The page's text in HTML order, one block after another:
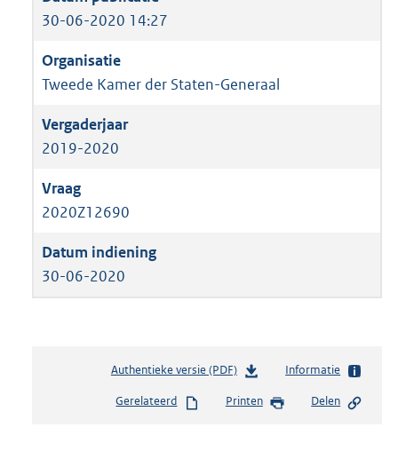
30-06-2020 14:27
Tweede Kamer der Staten-Generaal
2019-2020
2020Z12690
30-06-2020
Authentieke versie (PDF)b
s
Informatie
Gerelateerd Printen Delen